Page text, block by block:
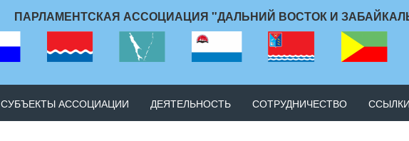
ПАРЛАМЕНТСКАЯ АССОЦИАЦИЯ "ДАЛЬНИЙ ВОСТОК И
СУБЪЕКТЫ АССОЦИАЦИИ ДЕЯТЕЛЬНОСТЬ СОТРУДНИЧЕСТВО ССЫЛКИ